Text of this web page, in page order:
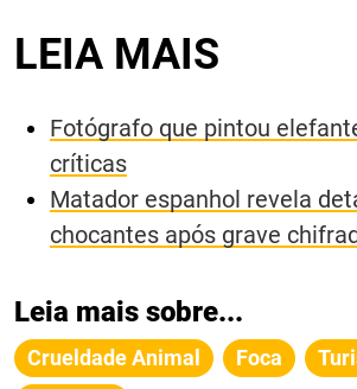
LEIA MAIS
Fotógrafo que pintou
críticas
Matador espanhol revela
chocantes após grave
Leia mais sobre...
Crueldade Animal Foca